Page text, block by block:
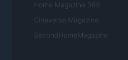
Home Magazine 365
Cineverse Magazine
SecondHomeMagazine